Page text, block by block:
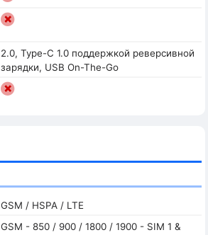
2.0, Type-C 1.0 поддержкой реверсивной
зарядки, USB On-The-Go
GSM / HSPA / LTE
GSM - 850 / 900 / 1800 / 1900 - SIM 1 &